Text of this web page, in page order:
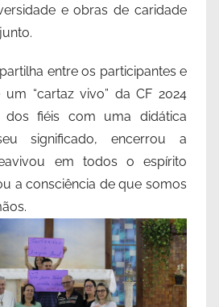
e obras de caridade
entre os participantes e
“cartaz vivo” da CF 2024
fiéis com uma didática
significado, encerrou a
em todos o espírito
a consciência de que somos